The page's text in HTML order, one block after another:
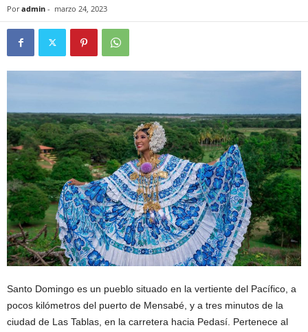
Por admin - marzo 24, 2023
Santo Domingo es un pueblo situado en la vertiente del Pacífico, a
pocos kilómetros del puerto de Mensabé, y a tres minutos de la
ciudad de Las Tablas, en la carretera hacia Pedasí. Pertenece al